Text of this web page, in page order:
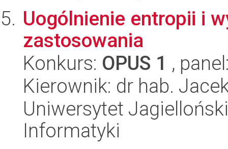
Uogólnienie entropii i
zastosowania
Konkurs: OPUS 1 ,
Kierownik: dr hab.
Uniwersytet
Informatyki